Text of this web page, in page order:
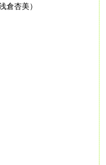
杏美）